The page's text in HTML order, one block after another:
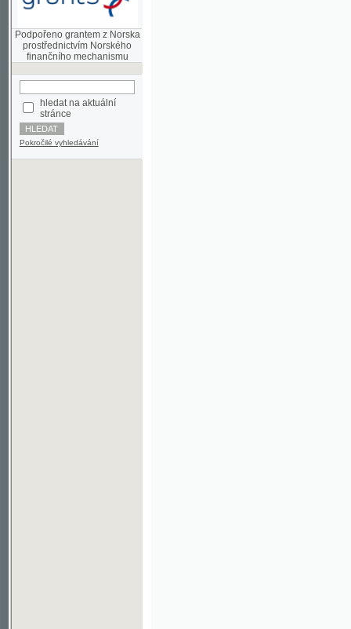
prostřednictvím Norského
hledat na aktuální
stránce
Pokročilé vyhledávání